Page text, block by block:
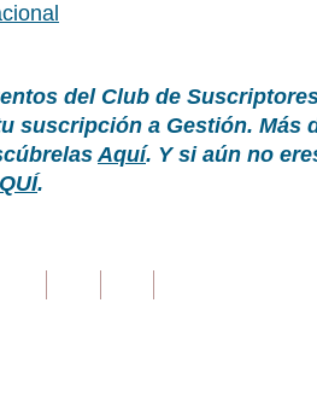
del Club de
suscripción a Gestión. Más
Aquí. Y si aún no
.